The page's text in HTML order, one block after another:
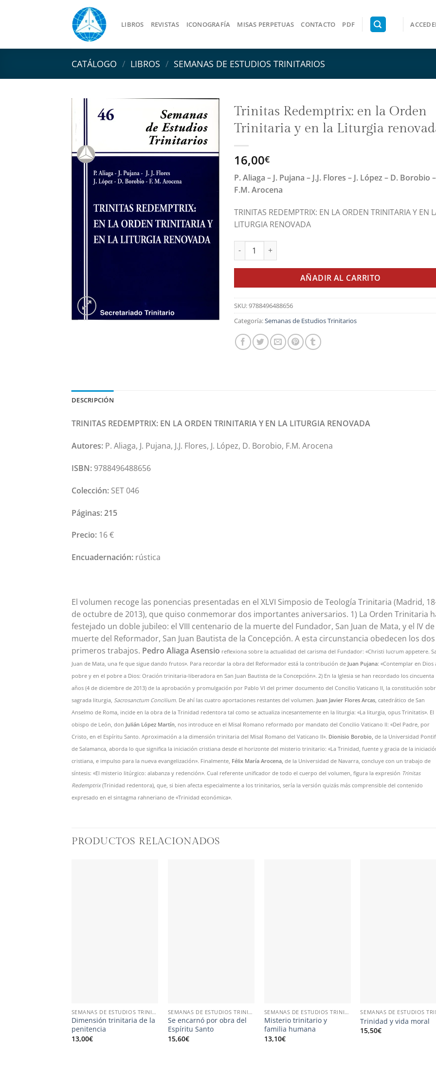
LIBROS REVISTAS ICONOGRAFÍA MISAS PERPETUAS CONTACTO PDF
CATÁLOGO / LIBROS / SEMANAS DE ESTUDIOS TRINITARIOS
Trinitas Redemptrix: en la Orden
Trinitaria y en la Liturgia
16,00€
P. Aliaga – J. Pujana – J.J. Flores – J. López – D. Borobio –
F.M. Arocena
TRINITAS REDEMPTRIX: EN LA ORDEN TRINITARIA Y EN
LITURGIA RENOVADA
Trinitas Redemptrix: en la Orden Trinitaria y en la Liturgia
AÑADIR AL CARRITO
SKU:9788496488656
Categoría:Semanas de Estudios Trinitarios
DESCRIPCIÓN
TRINITAS REDEMPTRIX: EN LA ORDEN TRINITARIA Y EN LA LITURGIA RENOVADA
Autores: P. Aliaga, J. Pujana, J.J. Flores, J. López, D. Borobio, F.M. Arocena
ISBN: 9788496488656
Colección: SET 046
Páginas: 215
Precio: 16 €
Encuadernación: rústica
El volumen recoge las ponencias presentadas en el XLVI Simposio de Teología Trinitaria (Madrid,
de octubre de 2013), que quiso conmemorar dos importantes aniversarios. 1) La Orden Trinitaria
festejado un doble jubileo: el VIII centenario de la muerte del Fundador, San Juan de Mata, y el IV de
muerte del Reformador, San Juan Bautista de la Concepción. A esta circunstancia obedecen los dos
primeros trabajos. Pedro Aliaga Asensio reflexiona sobre la actualidad del carisma del Fundador: «Christi lucrum appetere.
Juan de Mata, una fe que sigue dando frutos». Para recordar la obra del Reformador está la contribución de Juan Pujana: «Contemplar en Dios
pobre y en el pobre a Dios: Oración trinitaria-liberadora en San Juan Bautista de la Concepción». 2) En la Iglesia se han recordado los cincuenta
años (4 de diciembre de 2013) de la aprobación y promulgación por Pablo VI del primer documento del Concilio Vaticano II, la constitución
sagrada liturgia, Sacrosanctum Concilium. De ahí las cuatro aportaciones restantes del volumen. Juan Javier Flores Arcas , catedrático de San
Anselmo de Roma, incide en la obra de la Trinidad redentora tal como se actualiza incesantemente en la liturgia: «La liturgia, opus Trinitatis». El
obispo de León, don Julián López Martín , nos introduce en el Misal Romano reformado por mandato del Concilio Vaticano II: «Del Padre, por
Cristo, en el Espíritu Santo. Aproximación a la dimensión trinitaria del Misal Romano del Vaticano II». Dionisio Borobio, de la Universidad
de Salamanca, aborda lo que significa la iniciación cristiana desde el horizonte del misterio trinitario: «La Trinidad, fuente y gracia de la
cristiana, e impulso para la nueva evangelización». Finalmente, Félix María Arocena, de la Universidad de Navarra, concluye con un trabajo de
síntesis: «El misterio litúrgico: alabanza y redención». Cual referente unificador de todo el cuerpo del volumen, figura la expresión Trinitas
Redemptrix(Trinidad redentora), que, si bien afecta especialmente a los trinitarios, sería la versión quizás más comprensible del contenido
expresado en el sintagma rahneriano de «Trinidad económica».
PRODUCTOS RELACIONADOS
SEMANAS DE ESTUDIOS TRINITARIOS
Dimensión trinitaria de la
penitencia
13,00€
SEMANAS DE ESTUDIOS TRINITARIOS
Se encarnó por obra del
Espíritu Santo
15,60€
SEMANAS DE ESTUDIOS TRINITARIOS
Misterio trinitario y
familia humana
13,10€
Trinidad y vida moral
15,50€